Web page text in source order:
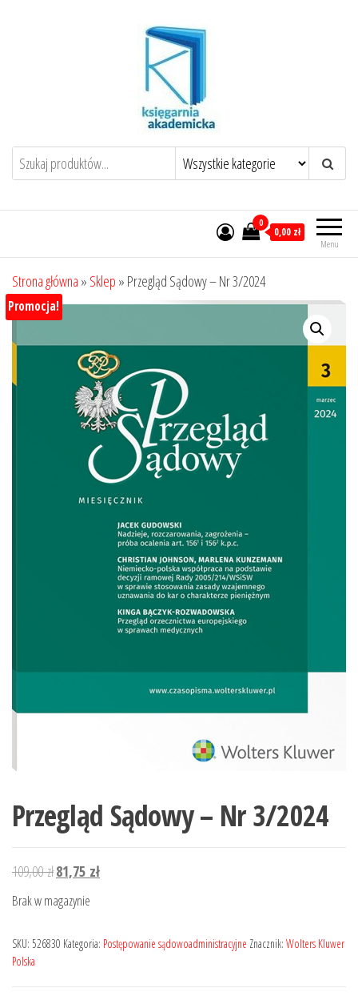
Menu
0
0,00 zł
Strona główna » Sklep » Przegląd Sądowy – Nr 3/2024
Promocja!
Przegląd Sądowy – Nr 3/2024
109,00złPierwotna
wynosiła:
109,00 zł.
81,75 złAktualna
81,75 zł.
Brak w magazynie
SKU: 526830 Kategoria: Postępowanie sądowoadministracyjne Znacznik: Wolters Kluwer
Polska